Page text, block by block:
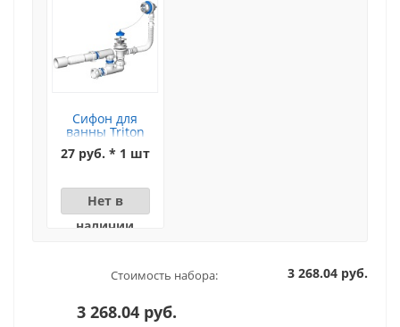
Сифон для
ванны Triton
(цепочка)
27 руб. * 1 шт
Нет в
наличии
Стоимость набора: 3 268.04 руб.
3 268.04 руб.